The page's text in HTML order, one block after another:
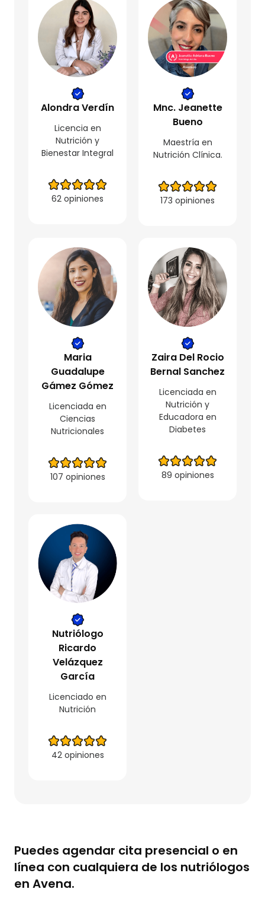
Alondra Verdín
Licencia en
Nutrición y
Bienestar Integral
62 opiniones
Mnc. Jeanette
Bueno
Maestría en
Nutrición Clínica.
173 opiniones
Maria
Guadalupe
Gámez Gómez
Licenciada en
Ciencias
Nutricionales
107 opiniones
Zaira Del Rocio
Bernal Sanchez
Licenciada en
Nutrición y
Educadora en
Diabetes
89 opiniones
Nutriólogo
Ricardo
Velázquez
García
Licenciado en
Nutrición
42 opiniones
Puedes agendar cita presencial o en
línea con cualquiera de los nutriólogos
en Avena.